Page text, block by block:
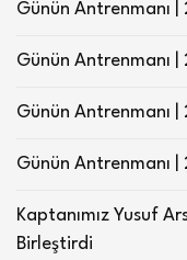
Günün Antrenmanı
Günün Antrenmanı
Günün Antrenmanı
Günün Antrenmanı
Kaptanımız Yusuf
Birleştirdi